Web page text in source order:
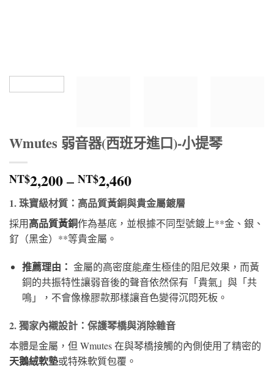
Wmutes 弱音器(西班牙進口)-小提琴
NT$2,200– NT$2,460價
格
範
圍：
NT$2,460
1. 珠寶級材質：高品質黃銅與貴金屬鍍層
採用高品質黃銅作為基底，並根據不同型號鍍上**金、銀、
釕（黑金）**等貴金屬。
推薦理由： 金屬的高密度能產生極佳的阻尼效果，而黃
銅的共振特性讓弱音後的聲音依然保有「貴氣」與「共
鳴」，不會像橡膠款那樣讓音色變得沉悶死板。
2. 獨家內襯設計：保護琴橋與消除雜音
本體是金屬，但 Wmutes 在與琴橋接觸的內側使用了精密的
天鵝絨軟墊或特殊軟質包覆。